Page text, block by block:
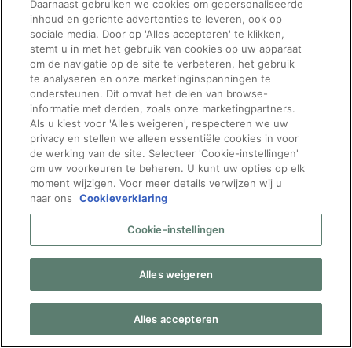
Vragen over
werken bij bpost?
Neem gerust contact op
met onze recruiters:
[email protected]of bel
Mijn gdpr-rechten|Privacy
Privacy notice
bpost|FAQ bpost
Volg Manpower
© 2026 Bpost – Manpower Belgium
Daarnaast gebruiken we cookies om gepersonaliseerde
inhoud en gerichte advertenties te leveren, ook op
sociale media. Door op 'Alles accepteren' te klikken,
stemt u in met het gebruik van cookies op uw apparaat
om de navigatie op de site te verbeteren, het gebruik
te analyseren en onze marketinginspanningen te
ondersteunen. Dit omvat het delen van browse-
informatie met derden, zoals onze marketingpartners.
Als u kiest voor 'Alles weigeren', respecteren we uw
privacy en stellen we alleen essentiële cookies in voor
de werking van de site. Selecteer 'Cookie-instellingen'
om uw voorkeuren te beheren. U kunt uw opties op elk
moment wijzigen. Voor meer details verwijzen wij u
naar ons
Cookieverklaring
Cookie-instellingen
Alles weigeren
Alles accepteren